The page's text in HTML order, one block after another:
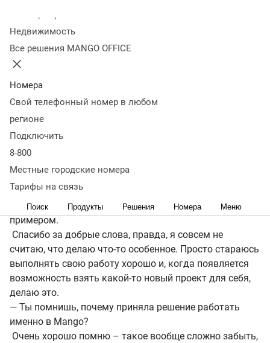
Недвижимость
Все решения MANGO OFFICE
Номера
Свой телефонный номер в любом
регионе
Подключить
8-800
Местные городские номера
Тарифы на связь
Поиск Продукты Решения Номера Меню
специалиста, но попасть в компанию удалось только
со второго раза».
Приход в команду положил начало по-настоящему
стремительной карьере: Алёна быстро перешла на
роль старшего, затем ведущего специалиста, а
развития в Департаменте клиентского обслуживания.
В зоне её ответственности - крупный бизнес.
это тебе отдельное спасибо. Именно такие драйверы,
как ты, помогают в сложных моментах собраться и
продолжать делать свое дело. Просто своим
примером.
Спасибо за добрые слова, правда, я совсем не
считаю, что делаю что-то особенное. Просто стараюсь
выполнять свою работу хорошо и, когда появляется
возможность взять какой-то новый проект для себя,
делаю это.
— Ты помнишь, почему приняла решение работать
именно в Mango?
Очень хорошо помню – такое вообще сложно забыть,